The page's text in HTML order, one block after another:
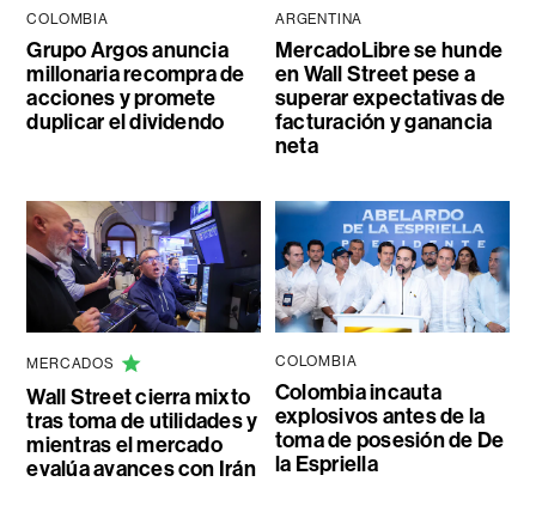
COLOMBIA
Grupo Argos anuncia
millonaria recompra de
acciones y promete
duplicar el dividendo
ARGENTINA
MercadoLibre se hunde
en Wall Street pese a
superar expectativas de
facturación y ganancia
neta
MERCADOS
Wall Street cierra mixto
tras toma de utilidades y
mientras el mercado
evalúa avances con Irán
COLOMBIA
Colombia incauta
explosivos antes de la
toma de posesión de De
la Espriella